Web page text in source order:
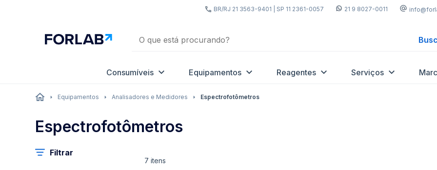
BR/RJ 21 3563-9401 | SP 11 2361-0057 21 9 8027-0011
Consumíveis Equipamentos Reagentes Serviços
Equipamentos Analisadores e Medidores Espectrofotômetros
Espectrofotômetros
7 itens
Filtrar